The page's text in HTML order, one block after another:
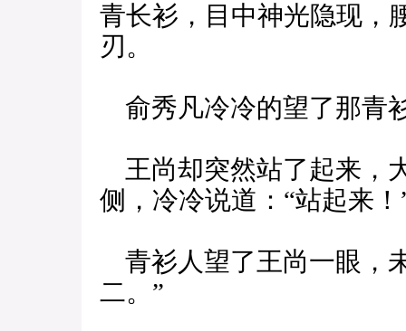
青长衫，目中神光隐现，
刃。
俞秀凡冷冷的望了那青
王尚却突然站了起来，
侧，冷冷说道：“站起来！
青衫人望了王尚一眼，
二。”